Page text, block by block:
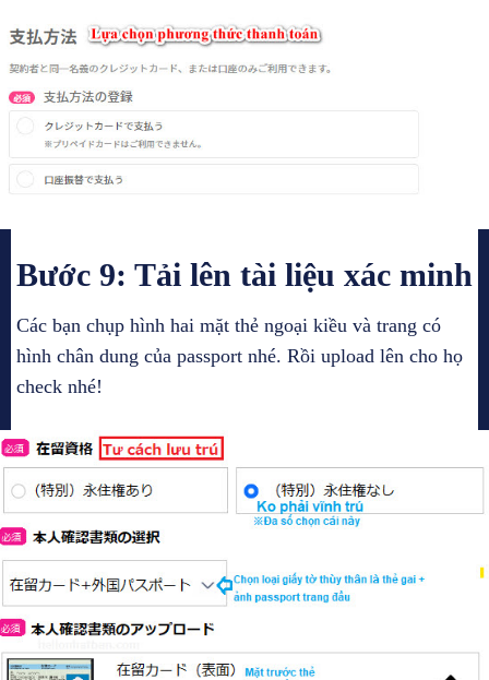
Bước 9: Tải lên tài liệu xác minh
Các bạn chụp hình hai mặt thẻ ngoại kiều và trang có
hình chân dung của passport nhé. Rồi upload lên cho họ
check nhé!